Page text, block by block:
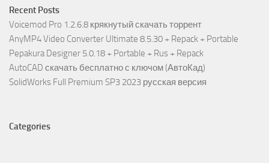
Recent Posts
Voicemod Pro 1.2.6.8 крякнутый скачать торрент
AnyMP4 Video Converter Ultimate 8.5.30 + Repack + Portable
Pepakura Designer 5.0.18 + Portable + Rus + Repack
AutoCAD скачать бесплатно с ключом (АвтоКад)
SolidWorks Full Premium SP3 2023 русская версия
Categories